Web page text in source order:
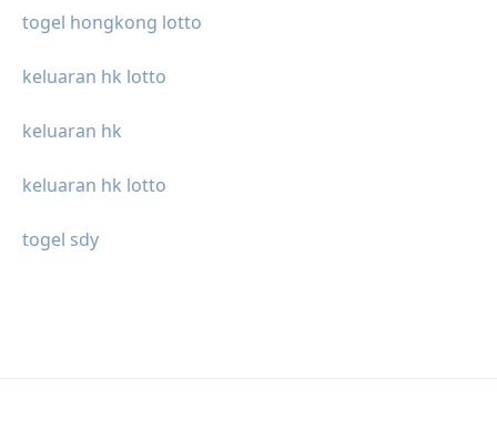
togel hongkong lotto
keluaran hk lotto
keluaran hk
keluaran hk lotto
togel sdy